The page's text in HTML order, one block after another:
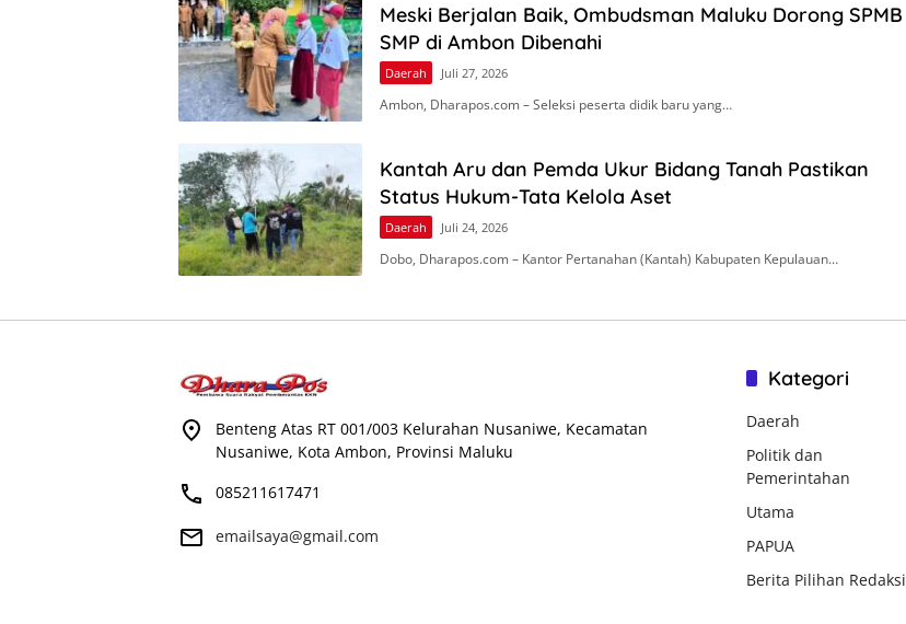
Meski Berjalan Baik, Ombudsman Maluku Dorong SPMB
SMP di Ambon Dibenahi
Daerah Juli 27, 2026
Ambon, Dharapos.com – Seleksi peserta didik baru yang…
Kantah Aru dan Pemda Ukur Bidang Tanah Pastikan
Status Hukum-Tata Kelola Aset
Daerah Juli 24, 2026
Dobo, Dharapos.com – Kantor Pertanahan (Kantah) Kabupaten Kepulauan…
Benteng Atas RT 001/003 Kelurahan Nusaniwe, Kecamatan
Nusaniwe, Kota Ambon, Provinsi Maluku
085211617471
emailsaya@gmail.com
Kategori
Daerah
Politik dan
Pemerintahan
Utama
PAPUA
Berita Pilihan Redaksi